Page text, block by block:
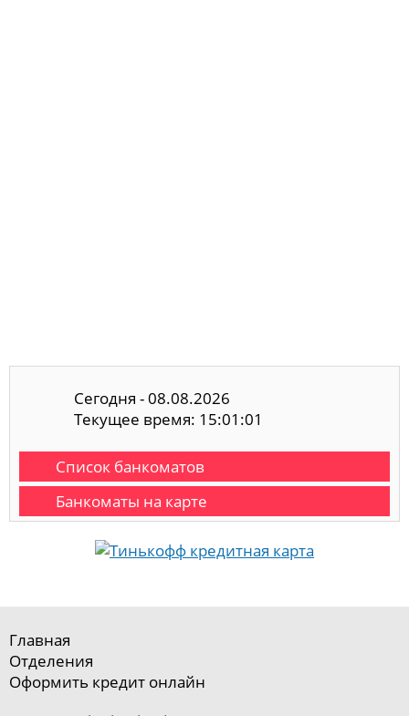
Сегодня - 08.08.2026
Текущее время: 15:01:01
Список банкоматов
Банкоматы на карте
Главная
Отделения
Оформить кредит онлайн